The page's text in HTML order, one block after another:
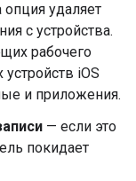
удаляет
с устройства.
рабочего
iOS
и приложения.
— если это
покидает